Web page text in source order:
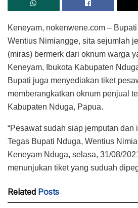
Keneyam, nokenwene.com –
Wentius Nimiangge, sita sejumlah
(miras) bermerk dari oknum warga
Keneyam, Ibukota Kabupaten
Bupati juga menyediakan tiket
memberangkatkan oknum penjual
Kabupaten Nduga, Papua.
“Pesawat sudah siap jemputan dan
Tegas Bupati Nduga, Wentius
Keneyam Nduga, selasa, 31/08/
menunjukan tiket yang suduah
Related Posts